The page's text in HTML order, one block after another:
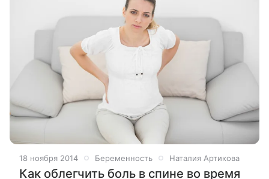
18 ноября 2014 Беременность Наталия Артикова
Как облегчить боль в спине во время